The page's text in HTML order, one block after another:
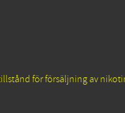
för försäljning av